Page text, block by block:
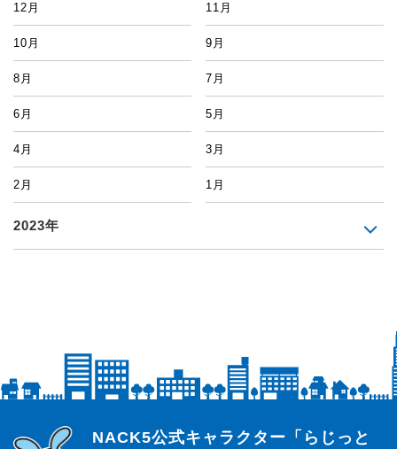
12月 11月
10月 9月
8月 7月
6月 5月
4月 3月
2月 1月
2023年
らじっと君
NACK5公式キャラクター「らじっと